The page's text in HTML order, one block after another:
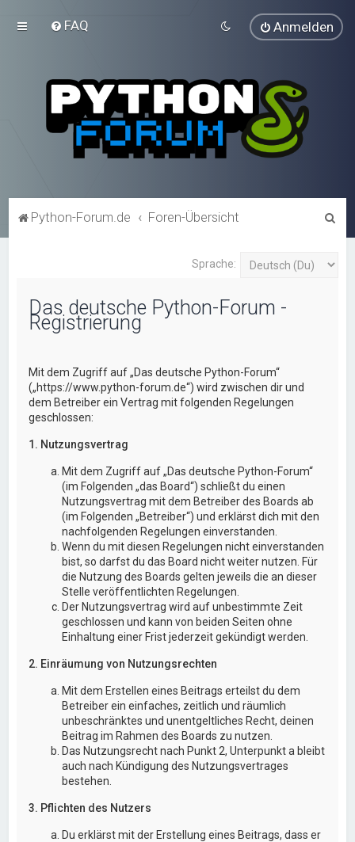
FAQ Anmelden
Python-Forum.de Foren-Übersicht
Sprache:
Das deutsche Python-Forum -
Registrierung
Mit dem Zugriff auf „Das deutsche Python-Forum“
(„https://www.python-forum.de“) wird zwischen dir und
dem Betreiber ein Vertrag mit folgenden Regelungen
geschlossen:
1. Nutzungsvertrag
Mit dem Zugriff auf „Das deutsche Python-Forum“
(im Folgenden „das Board“) schließt du einen
Nutzungsvertrag mit dem Betreiber des Boards ab
(im Folgenden „Betreiber“) und erklärst dich mit den
nachfolgenden Regelungen einverstanden.
Wenn du mit diesen Regelungen nicht einverstanden
bist, so darfst du das Board nicht weiter nutzen. Für
die Nutzung des Boards gelten jeweils die an dieser
Stelle veröffentlichten Regelungen.
Der Nutzungsvertrag wird auf unbestimmte Zeit
geschlossen und kann von beiden Seiten ohne
Einhaltung einer Frist jederzeit gekündigt werden.
2. Einräumung von Nutzungsrechten
Mit dem Erstellen eines Beitrags erteilst du dem
Betreiber ein einfaches, zeitlich und räumlich
unbeschränktes und unentgeltliches Recht, deinen
Beitrag im Rahmen des Boards zu nutzen.
Das Nutzungsrecht nach Punkt 2, Unterpunkt a bleibt
auch nach Kündigung des Nutzungsvertrages
bestehen.
3. Pflichten des Nutzers
Du erklärst mit der Erstellung eines Beitrags, dass er